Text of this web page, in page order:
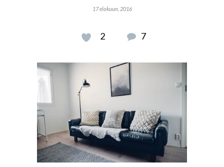
17 elokuun, 2016
2 7